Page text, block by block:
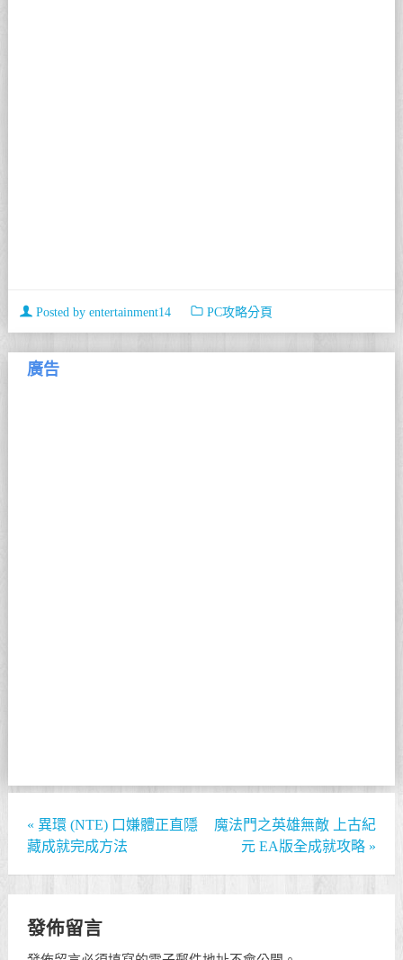
Posted by entertainment14 PC攻略分頁
廣告
« 異環 (NTE) 口嫌體正直隱
藏成就完成方法
魔法門之英雄無敵 上古紀
元 EA版全成就攻略 »
發佈留言